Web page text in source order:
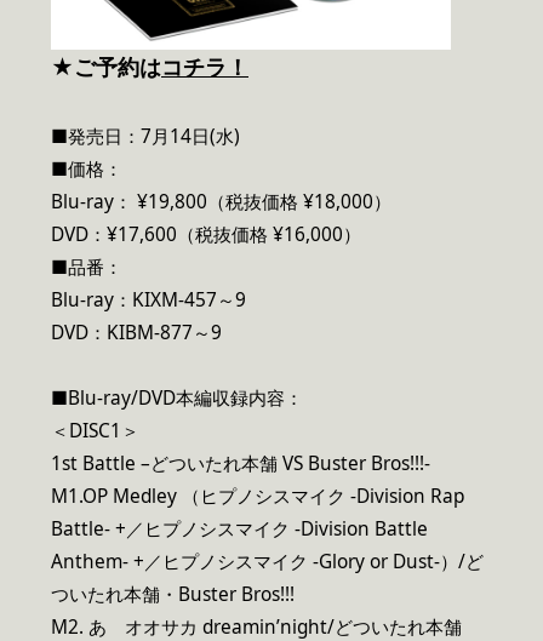
★ご予約はコチラ！
■発売日：7月14日(水)
■価格：
Blu-ray： ¥19,800（税抜価格 ¥18,000）
DVD：¥17,600（税抜価格 ¥16,000）
■品番：
Blu-ray：KIXM-457～9
DVD：KIBM-877～9
■Blu-ray/DVD本編収録内容：
＜DISC1＞
1st Battle –どついたれ本舗 VS Buster Bros!!!-
M1.OP Medley （ヒプノシスマイク -Division Rap
Battle- +／ヒプノシスマイク -Division Battle
Anthem- +／ヒプノシスマイク -Glory or Dust-）/ど
ついたれ本舗・Buster Bros!!!
M2. あゝオオサカ dreamin’night/どついたれ本舗